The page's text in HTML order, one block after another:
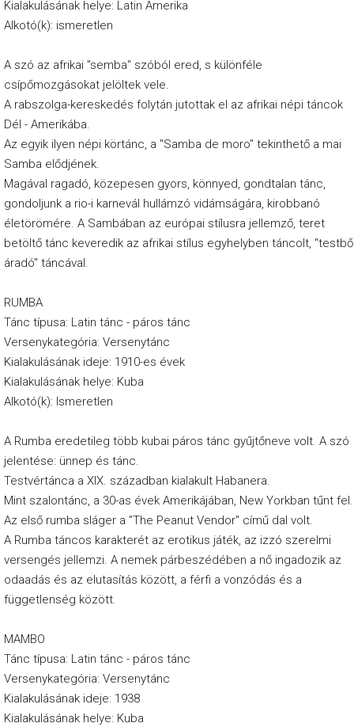
Kialakulásának helye: Latin Amerika
Alkotó(k): ismeretlen
A szó az afrikai "semba" szóból ered, s különféle
csípőmozgásokat jelöltek vele.
A rabszolga-kereskedés folytán jutottak el az afrikai népi táncok
Dél - Amerikába.
Az egyik ilyen népi körtánc, a "Samba de moro" tekinthető a mai
Samba elődjének.
Magával ragadó, közepesen gyors, könnyed, gondtalan tánc,
gondoljunk a rio-i karnevál hullámzó vidámságára, kirobbanó
életörömére. A Sambában az európai stílusra jellemző, teret
betöltő tánc keveredik az afrikai stílus egyhelyben táncolt,
áradó" táncával.
RUMBA
Tánc típusa: Latin tánc - páros tánc
Versenykategória: Versenytánc
Kialakulásának ideje: 1910-es évek
Kialakulásának helye: Kuba
Alkotó(k): Ismeretlen
A Rumba eredetileg több kubai páros tánc gyűjtőneve volt. A szó
jelentése: ünnep és tánc.
Testvértánca a XIX. században kialakult Habanera.
Mint szalontánc, a 30-as évek Amerikájában, New Yorkban tűnt fel.
Az első rumba sláger a "The Peanut Vendor" című dal volt.
A Rumba táncos karakterét az erotikus játék, az izzó szerelmi
versengés jellemzi. A nemek párbeszédében a nő ingadozik az
odaadás és az elutasítás között, a férfi a vonzódás és a
függetlenség között.
MAMBO
Tánc típusa: Latin tánc - páros tánc
Versenykategória: Versenytánc
Kialakulásának ideje: 1938
Kialakulásának helye: Kuba